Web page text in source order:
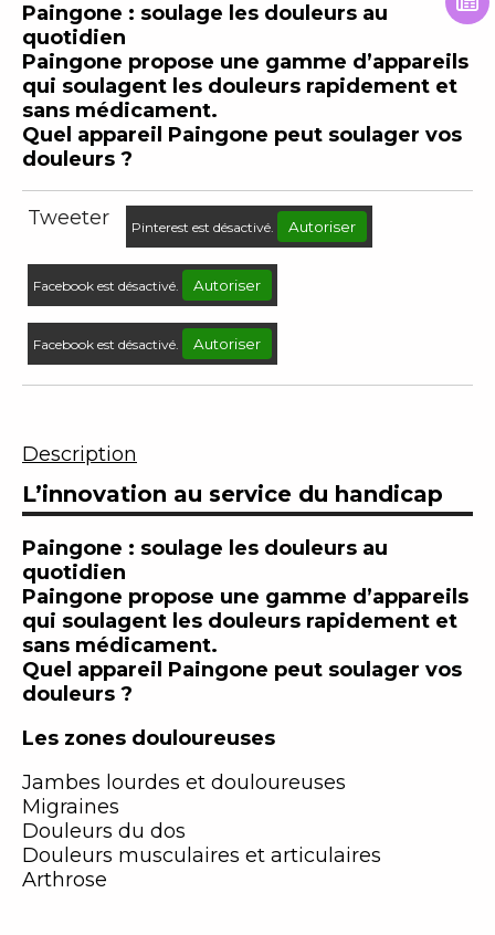
Paingone : soulage les douleurs au
quotidien
Paingone propose une gamme d’appareils
qui soulagent les douleurs rapidement et
sans médicament.
Quel appareil Paingone peut soulager vos
douleurs ?
Tweeter Pinterest est désactivé. Autoriser
Facebook est désactivé. Autoriser
Facebook est désactivé. Autoriser
Description
L’innovation au service du handicap
Paingone : soulage les douleurs au
quotidien
Paingone propose une gamme d’appareils
qui soulagent les douleurs rapidement et
sans médicament.
Quel appareil Paingone peut soulager vos
douleurs ?
Les zones douloureuses
Jambes lourdes et douloureuses
Migraines
Douleurs du dos
Douleurs musculaires et articulaires
Arthrose